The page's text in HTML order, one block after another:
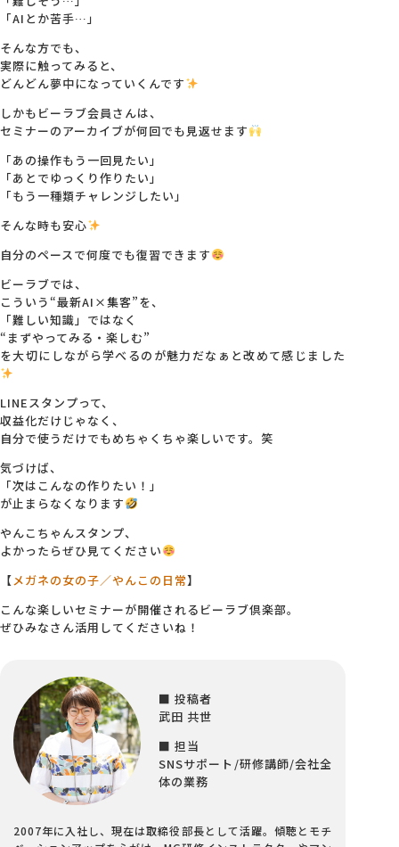
「AIとか苦手…」
そんな方でも、
実際に触ってみると、
どんどん夢中になっていくんです
しかもビーラブ会員さんは、
セミナーのアーカイブが何回でも見返せます
「あの操作もう一回見たい」
「あとでゆっくり作りたい」
「もう一種類チャレンジしたい」
そんな時も安心
自分のペースで何度でも復習できます
ビーラブでは、
こういう“最新AI×集客”を、
「難しい知識」ではなく
“まずやってみる・楽しむ”
を大切にしながら学べるのが魅力だなぁと改めて感じました
LINEスタンプって、
収益化だけじゃなく、
自分で使うだけでもめちゃくちゃ楽しいです。笑
気づけば、
「次はこんなの作りたい！」
が止まらなくなります
やんこちゃんスタンプ、
よかったらぜひ見てください
【メガネの女の子／やんこの日常】
こんな楽しいセミナーが開催されるビーラブ倶楽部。
ぜひみなさん活用してくださいね！
■ 投稿者
武田 共世
■ 担当
SNSサポート/研修講師/会社全
体の業務
2007年に入社し、現在は取締役部長として活躍。傾聴とモチ